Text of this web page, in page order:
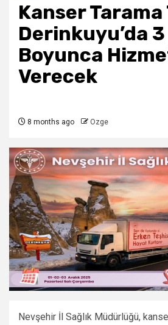
Kanser Tarama
Derinkuyu’da
Boyunca
Verecek
8 months ago Ozge
Nevşehir İl Sağlık Müdürlüğü,